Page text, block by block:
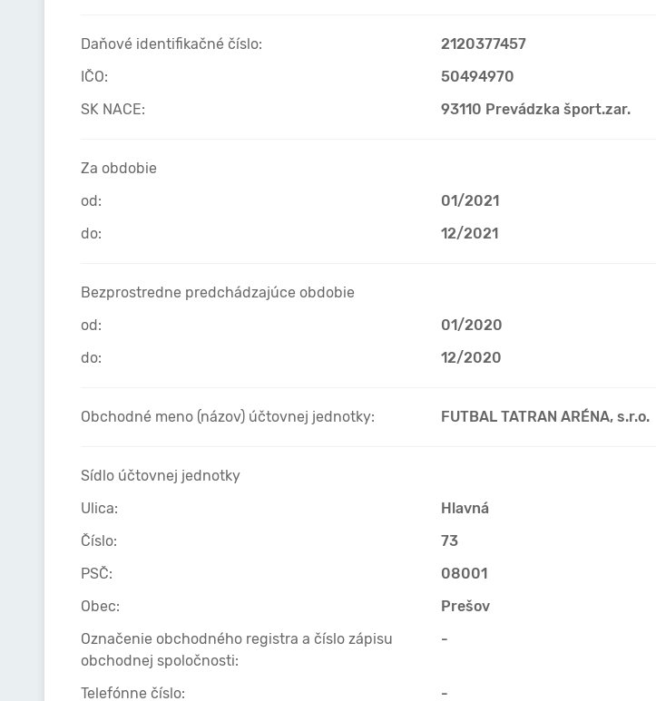
Daňové identifikačné číslo:
2120377457
IČO:
50494970
SK NACE:
93110 Prevádzka šport.zar.
Za obdobie
od:
01/2021
do:
12/2021
Bezprostredne predchádzajúce obdobie
od:
01/2020
do:
12/2020
Obchodné meno (názov) účtovnej jednotky: FUTBAL TATRAN ARÉNA, s.r.o.
Sídlo účtovnej jednotky
Ulica:
Hlavná
Číslo:
73
PSČ:
08001
Obec:
Prešov
Označenie obchodného registra a číslo zápisu
obchodnej spoločnosti:
-
Telefónne číslo: -